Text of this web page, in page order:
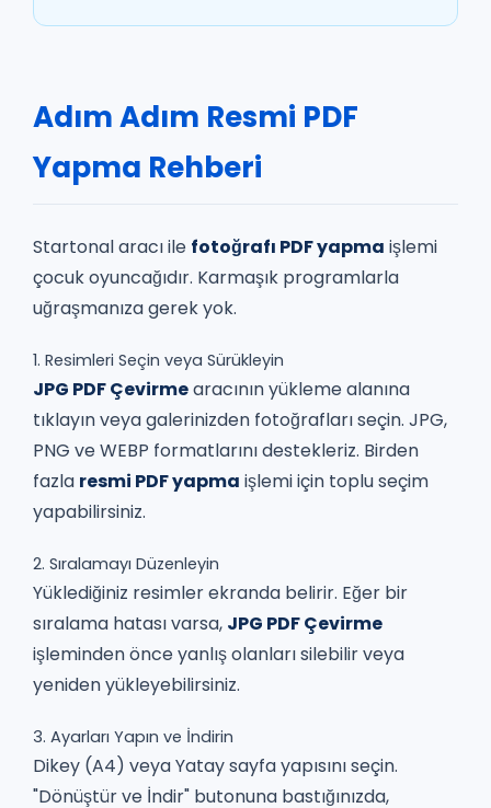
Adım Adım Resmi PDF
Yapma Rehberi
Startonal aracı ile fotoğrafı PDF yapma işlemi
çocuk oyuncağıdır. Karmaşık programlarla
uğraşmanıza gerek yok.
1. Resimleri Seçin veya Sürükleyin
JPG PDF Çevirmearacının yükleme alanına
tıklayın veya galerinizden fotoğrafları seçin. JPG,
PNG ve WEBP formatlarını destekleriz. Birden
fazla resmi PDF yapma işlemi için toplu seçim
yapabilirsiniz.
2. Sıralamayı Düzenleyin
Yüklediğiniz resimler ekranda belirir. Eğer bir
sıralama hatası varsa, JPG PDF Çevirme
işleminden önce yanlış olanları silebilir veya
yeniden yükleyebilirsiniz.
3. Ayarları Yapın ve İndirin
Dikey (A4) veya Yatay sayfa yapısını seçin.
"Dönüştür ve İndir" butonuna bastığınızda,